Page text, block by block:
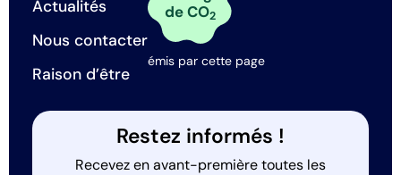
Actualités
Nous contacter
Raison d’être
de CO2
émis par cette page
Restez informés !
Recevez en avant-première toutes les